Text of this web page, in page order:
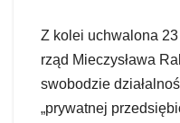
Z kolei uchwalona
rząd Mieczysława
swobodzie
„prywatnej